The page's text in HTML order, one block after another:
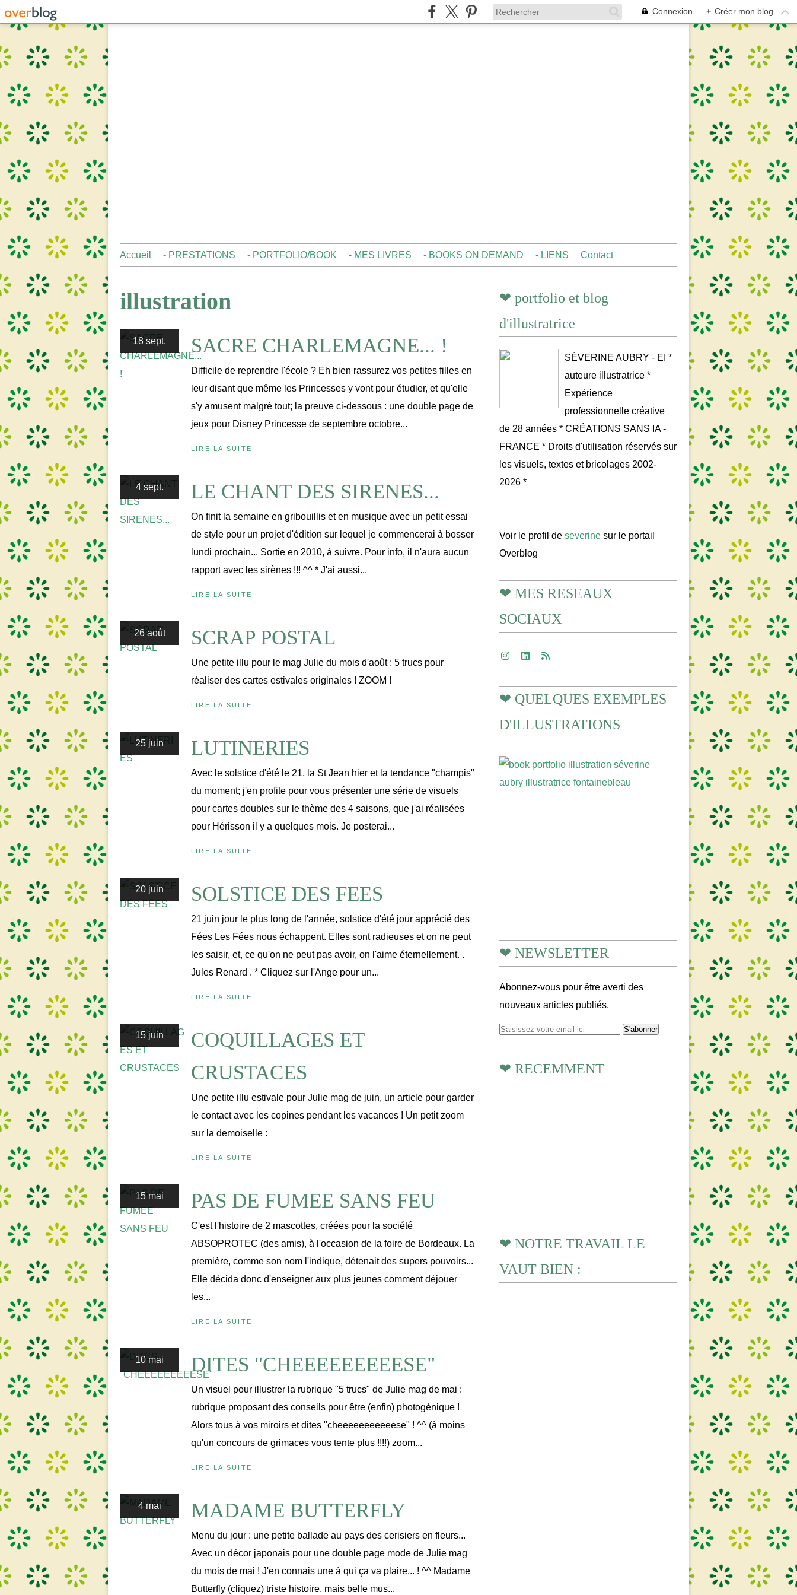
Connexion + Créer mon blog
Accueil - PRESTATIONS - PORTFOLIO/BOOK - MES LIVRES - BOOKS ON DEMAND - LIENS Contact
illustration
18 sept. SACRE CHARLEMAGNE... !
Difficile de reprendre l'école ? Eh bien rassurez vos petites filles en
leur disant que même les Princesses y vont pour étudier, et qu'elle
s'y amusent malgré tout; la preuve ci-dessous : une double page de
jeux pour Disney Princesse de septembre octobre...
LIRE LA SUITE
4 sept. LE CHANT DES SIRENES...
On finit la semaine en gribouillis et en musique avec un petit essai
de style pour un projet d'édition sur lequel je commencerai à bosser
lundi prochain... Sortie en 2010, à suivre. Pour info, il n'aura aucun
rapport avec les sirènes !!! ^^ * J'ai aussi...
LIRE LA SUITE
26 août SCRAP POSTAL
Une petite illu pour le mag Julie du mois d'août : 5 trucs pour
réaliser des cartes estivales originales ! ZOOM !
LIRE LA SUITE
25 juin LUTINERIES
Avec le solstice d'été le 21, la St Jean hier et la tendance "champis"
du moment; j'en profite pour vous présenter une série de visuels
pour cartes doubles sur le thème des 4 saisons, que j'ai réalisées
pour Hérisson il y a quelques mois. Je posterai...
LIRE LA SUITE
20 juin SOLSTICE DES FEES
21 juin jour le plus long de l'année, solstice d'été jour apprécié des
Fées Les Fées nous échappent. Elles sont radieuses et on ne peut
les saisir, et, ce qu'on ne peut pas avoir, on l'aime éternellement. .
Jules Renard . * Cliquez sur l'Ange pour un...
LIRE LA SUITE
15 juin
COQUILLAGES ET
CRUSTACES
Une petite illu estivale pour Julie mag de juin, un article pour garder
le contact avec les copines pendant les vacances ! Un petit zoom
sur la demoiselle :
LIRE LA SUITE
15 mai PAS DE FUMEE SANS FEU
C'est l'histoire de 2 mascottes, créées pour la société
ABSOPROTEC (des amis), à l'occasion de la foire de Bordeaux. La
première, comme son nom l'indique, détenait des supers pouvoirs...
Elle décida donc d'enseigner aux plus jeunes comment déjouer
les...
LIRE LA SUITE
10 mai DITES "CHEEEEEEEEESE"
Un visuel pour illustrer la rubrique "5 trucs" de Julie mag de mai :
rubrique proposant des conseils pour être (enfin) photogénique !
Alors tous à vos miroirs et dites "cheeeeeeeeeeese" ! ^^ (à moins
qu'un concours de grimaces vous tente plus !!!!) zoom...
LIRE LA SUITE
4 mai MADAME BUTTERFLY
Menu du jour : une petite ballade au pays des cerisiers en fleurs...
Avec un décor japonais pour une double page mode de Julie mag
du mois de mai ! J'en connais une à qui ça va plaire... ! ^^ Madame
Butterfly (cliquez) triste histoire, mais belle mus...
❤ portfolio et blog
d'illustratrice
SÉVERINE AUBRY - EI *
auteure illustratrice *
Expérience
professionnelle créative
de 28 années * CRÉATIONS SANS IA -
FRANCE * Droits d'utilisation réservés sur
les visuels, textes et bricolages 2002-
2026 *
Voir le profil de severine sur le portail
Overblog
❤ MES RESEAUX
SOCIAUX
❤ QUELQUES EXEMPLES
D'ILLUSTRATIONS
❤ NEWSLETTER
Abonnez-vous pour être averti des
nouveaux articles publiés.
❤ RECEMMENT
❤ NOTRE TRAVAIL LE
VAUT BIEN :